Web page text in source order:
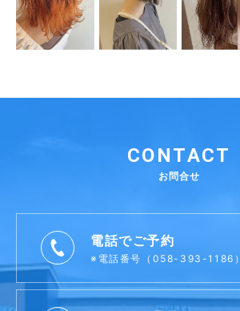
CONTACT
お問合せ
電話でご予約
※電話番号（058-393-1186）